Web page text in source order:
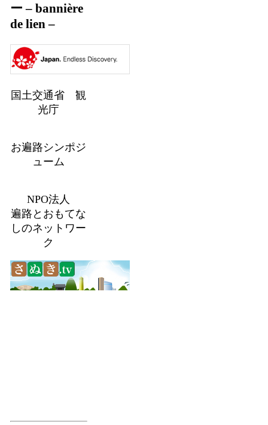
ー – bannière
de lien –
国土交通省 観
光庁
お遍路シンポジ
ューム
NPO法人
遍路とおもてな
しのネットワー
ク